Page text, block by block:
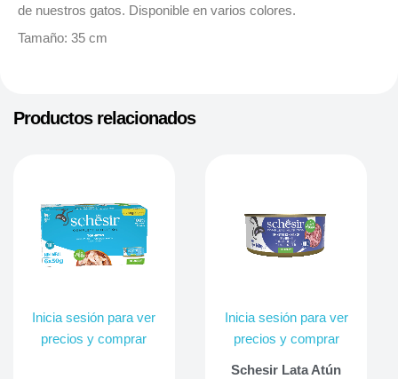
de nuestros gatos. Disponible en varios colores.
Tamaño: 35 cm
Productos relacionados
Inicia sesión para ver
precios y comprar
Inicia sesión para ver
precios y comprar
Schesir Lata Atún